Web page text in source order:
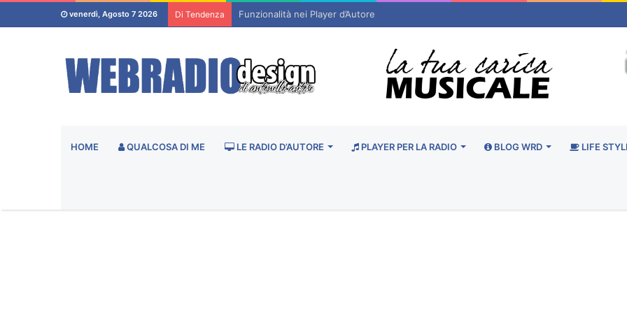
venerdì, Agosto 7 2026 Di Tendenza Funzionalità nei Player d’Autore
HOME QUALCOSA DI ME LE RADIO D’AUTORE PLAYER PER LA RADIO BLOG WRD LIFE